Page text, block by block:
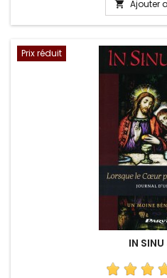
 Ajouter
Prix réduit
IN SINU